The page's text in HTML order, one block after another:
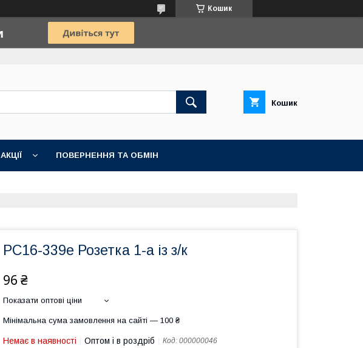
Кошик
Кошик
АКЦІЇ ПОВЕРНЕННЯ ТА ОБМІН
РС16-339е Розетка 1-а із з/к
96 ₴
Показати оптові ціни
Мінімальна сума замовлення на сайті — 100 ₴
Немає в наявності Оптом і в роздріб Код: 000000046